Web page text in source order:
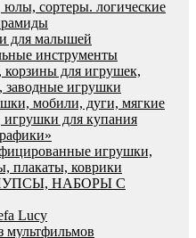
юлы, сортеры. логические
для малышей
инструменты
корзины для игрушек,
заводные игрушки
мобили, дуги, мягкие
игрушки для купания
игрушки,
плакаты, коврики
НАБОРЫ С
Lucy
мультфильмов